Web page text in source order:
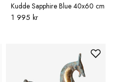
Kudde Sapphire Blue 40x60 cm
1 995 kr